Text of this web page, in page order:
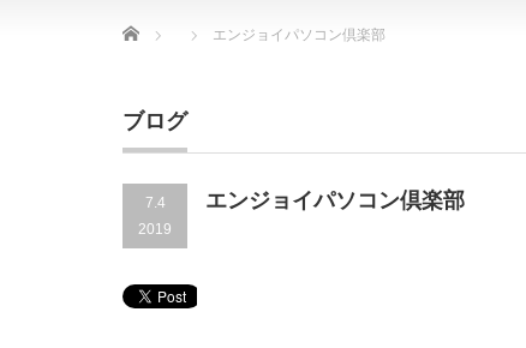
Home エンジョイパソコン倶楽部
ブログ
7.4
2019
エンジョイパソコン倶楽部